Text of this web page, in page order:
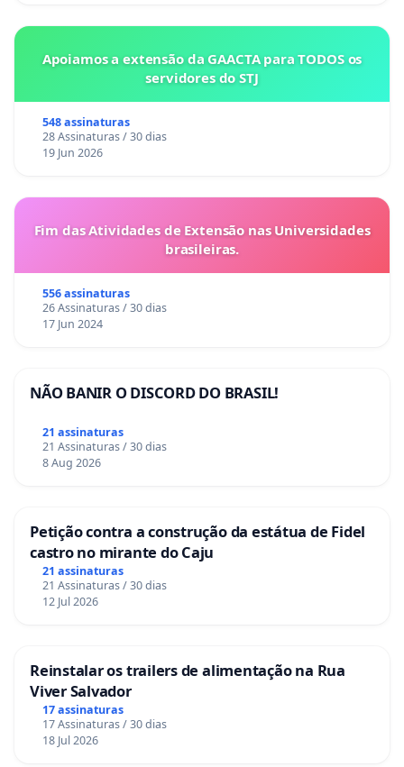
Apoiamos a extensão da GAACTA para TODOS os
servidores do STJ
548 assinaturas
28 Assinaturas / 30 dias
19 Jun 2026
Fim das Atividades de Extensão nas Universidades
brasileiras.
556 assinaturas
26 Assinaturas / 30 dias
17 Jun 2024
NÃO BANIR O DISCORD DO BRASIL!
21 assinaturas
21 Assinaturas / 30 dias
8 Aug 2026
Petição contra a construção da estátua de Fidel
castro no mirante do Caju
21 assinaturas
21 Assinaturas / 30 dias
12 Jul 2026
Reinstalar os trailers de alimentação na Rua
Viver Salvador
17 assinaturas
17 Assinaturas / 30 dias
18 Jul 2026